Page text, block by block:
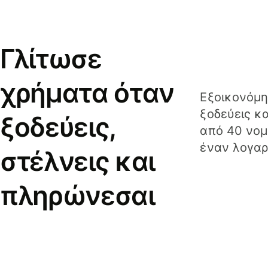
Γλίτωσε
χρήματα όταν
ξοδεύεις,
στέλνεις και
πληρώνεσαι
ξοδεύεις
από 40
έναν